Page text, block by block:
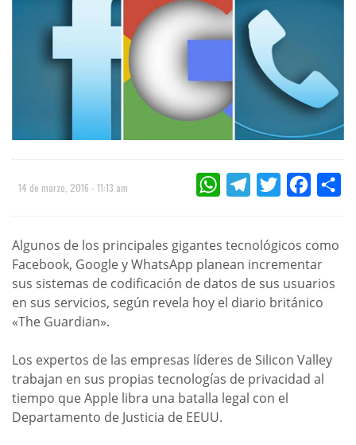
14 de marzo, 2016 - 11:13 am WHATSAPPTELEGRAMTWITTER
Algunos de los principales gigantes tecnológicos como
Facebook, Google y WhatsApp planean incrementar
sus sistemas de codificación de datos de sus usuarios
en sus servicios, según revela hoy el diario británico
«The Guardian».
Los expertos de las empresas líderes de Silicon Valley
trabajan en sus propias tecnologías de privacidad al
tiempo que Apple libra una batalla legal con el
Departamento de Justicia de EEUU.